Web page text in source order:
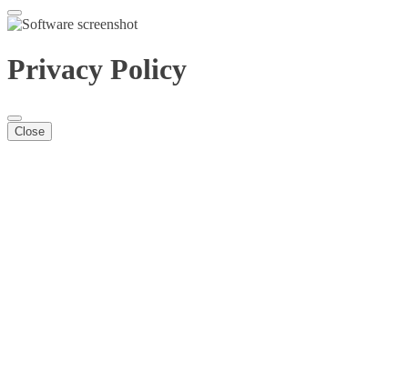
Privacy Policy
Close